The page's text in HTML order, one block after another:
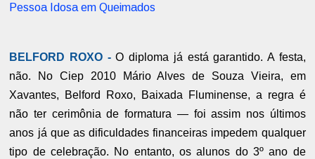
Pessoa Idosa em Queimados
BELFORD ROXO -O diploma já está garantido. A festa,
não. No Ciep 2010 Mário Alves de Souza Vieira, em
Xavantes, Belford Roxo, Baixada Fluminense, a regra é
não ter cerimônia de formatura — foi assim nos últimos
anos já que as dificuldades financeiras impedem qualquer
tipo de celebração. No entanto, os alunos do 3º ano de